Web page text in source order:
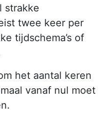
strakke
twee keer per
tijdschema’s of
het aantal keren
vanaf nul moet